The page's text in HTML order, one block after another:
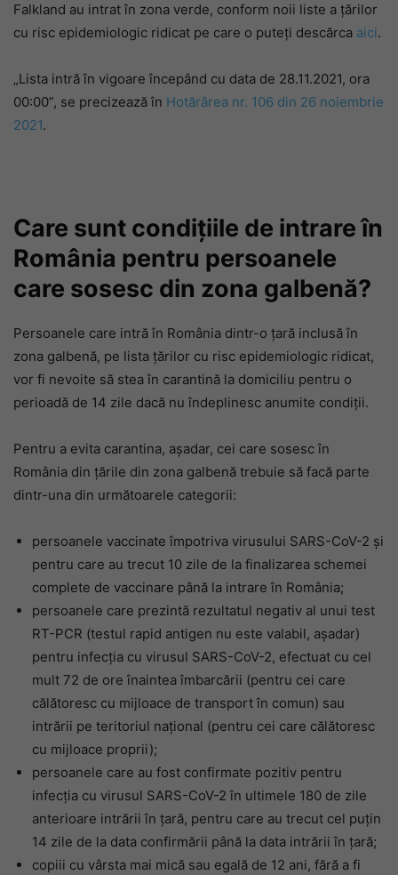
Falkland au intrat în zona verde, conform noii liste a țărilor
cu risc epidemiologic ridicat pe care o puteți descărca aici.
„Lista intră în vigoare începând cu data de 28.11.2021, ora
00:00”, se precizează în Hotărârea nr. 106 din 26 noiembrie
2021.
Care sunt condițiile de intrare în
România pentru persoanele
care sosesc din zona galbenă?
Persoanele care intră în România dintr-o țară inclusă în
zona galbenă, pe lista țărilor cu risc epidemiologic ridicat,
vor fi nevoite să stea în carantină la domiciliu pentru o
perioadă de 14 zile dacă nu îndeplinesc anumite condiții.
Pentru a evita carantina, așadar, cei care sosesc în
România din țările din zona galbenă trebuie să facă parte
dintr-una din următoarele categorii:
persoanele vaccinate împotriva virusului SARS-CoV-2 și
pentru care au trecut 10 zile de la finalizarea schemei
complete de vaccinare până la intrare în România;
persoanele care prezintă rezultatul negativ al unui test
RT-PCR (testul rapid antigen nu este valabil, așadar)
pentru infecția cu virusul SARS-CoV-2, efectuat cu cel
mult 72 de ore înaintea îmbarcării (pentru cei care
călătoresc cu mijloace de transport în comun) sau
intrării pe teritoriul național (pentru cei care călătoresc
cu mijloace proprii);
persoanele care au fost confirmate pozitiv pentru
infecția cu virusul SARS-CoV-2 în ultimele 180 de zile
anterioare intrării în țară, pentru care au trecut cel puțin
14 zile de la data confirmării până la data intrării în țară;
copiii cu vârsta mai mică sau egală de 12 ani, fără a fi